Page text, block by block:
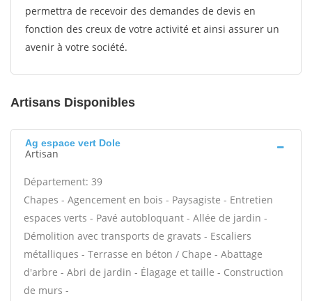
permettra de recevoir des demandes de devis en
fonction des creux de votre activité et ainsi assurer un
avenir à votre société.
Artisans Disponibles
Ag espace vert Dole
Artisan
Département: 39
Chapes - Agencement en bois - Paysagiste - Entretien
espaces verts - Pavé autobloquant - Allée de jardin -
Démolition avec transports de gravats - Escaliers
métalliques - Terrasse en béton / Chape - Abattage
d'arbre - Abri de jardin - Élagage et taille - Construction
de murs -